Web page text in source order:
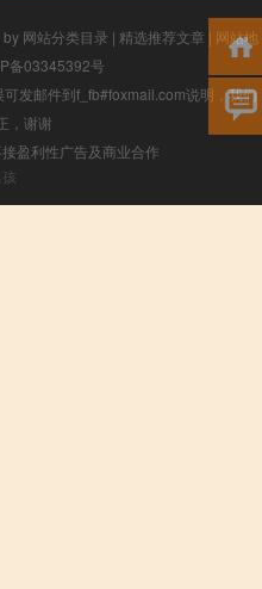
by 网站分类目录 | 精选推荐文章 | 网站地
备03345392号
发邮件到f_fb#foxmail.com说明，我们
，谢谢
盈利性广告及商业合作